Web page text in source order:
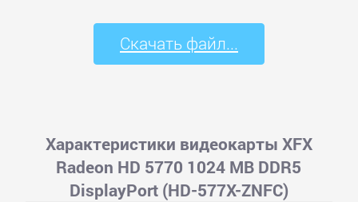
Скачать файл...
Характеристики видеокарты XFX
Radeon HD 5770 1024 MB DDR5
DisplayPort (HD-577X-ZNFC)